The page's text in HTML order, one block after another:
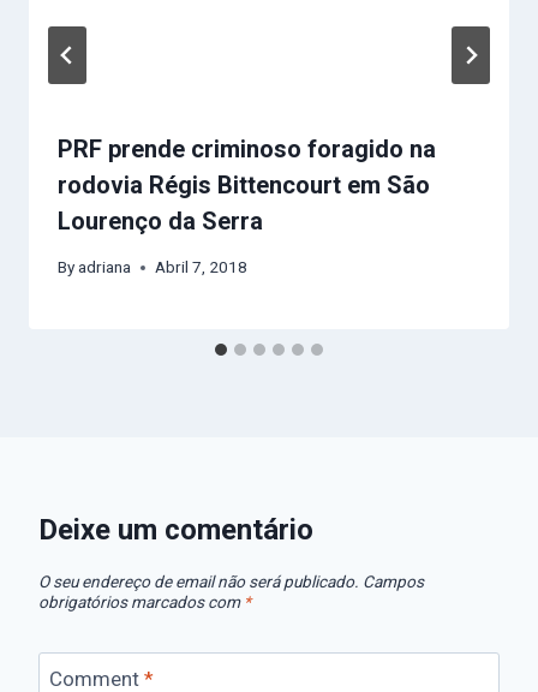
PRF prende criminoso foragido na
rodovia Régis Bittencourt em São
Lourenço da Serra
Byadriana Abril 7, 2018
Deixe um comentário
O seu endereço de email não será publicado. Campos
obrigatórios marcados com *
Comment *